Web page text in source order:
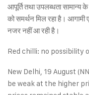
आपूर्ति तथा उपलब्धता सामान्य
को समर्थन मिल रहा है। आगामी
नजर नहीं आ रही है।
Red chilli: no possibility
New Delhi, 19 August
be weak at the higher